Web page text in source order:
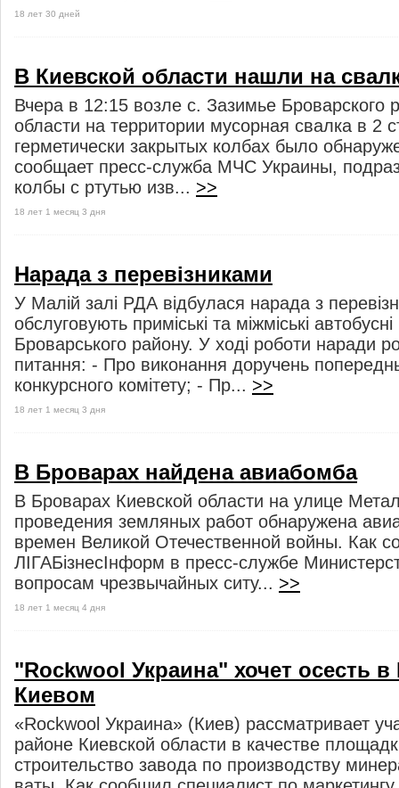
18 лет 30 дней
В Киевской области нашли на
Вчера в 12:15 возле с. Зазимье Броварского
области на территории мусорная свалка в 2
герметически закрытых колбах было
сообщает пресс-служба МЧС Украины,
колбы с ртутью изв... >>
18 лет 1 месяц 3 дня
Нарада з перевізниками
У Малій залі РДА відбулася нарада з
обслуговують приміські та міжміські
Броварського району. У ході роботи наради
питання: - Про виконання доручень
конкурсного комітету; - Пр... >>
18 лет 1 месяц 3 дня
В Броварах найдена авиабомба
В Броварах Киевской области на улице
проведения земляных работ обнаружена
времен Великой Отечественной войны. Как
ЛІГАБізнесІнформ в пресс-службе
вопросам чрезвычайных ситу... >>
18 лет 1 месяц 4 дня
"Rockwool Украина" хочет осесть
Киевом
«Rockwool Украина» (Киев) рассматривает
районе Киевской области в качестве
строительство завода по производству